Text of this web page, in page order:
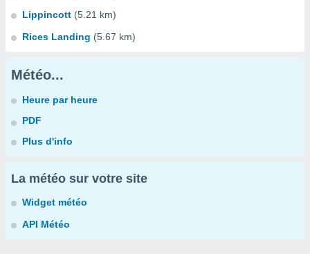
Lippincott (5.21 km)
Rices Landing (5.67 km)
Météo...
Heure par heure
PDF
Plus d'info
La météo sur votre site
Widget météo
API Météo